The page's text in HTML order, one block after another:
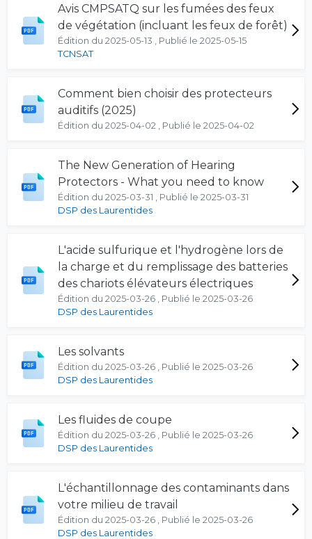
Avis CMPSATQ sur les fumées des feux
de végétation (incluant les feux de forêt)
Édition du 2025-05-13 , Publié le 2025-05-15
TCNSAT
Comment bien choisir des protecteurs
auditifs (2025)
Édition du 2025-04-02 , Publié le 2025-04-02
The New Generation of Hearing
Protectors - What you need to know
Édition du 2025-03-31 , Publié le 2025-03-31
DSP des Laurentides
L'acide sulfurique et l'hydrogène lors de
la charge et du remplissage des batteries
des chariots élévateurs électriques
Édition du 2025-03-26 , Publié le 2025-03-26
DSP des Laurentides
Les solvants
Édition du 2025-03-26 , Publié le 2025-03-26
DSP des Laurentides
Les fluides de coupe
Édition du 2025-03-26 , Publié le 2025-03-26
DSP des Laurentides
L'échantillonnage des contaminants dans
votre milieu de travail
Édition du 2025-03-26 , Publié le 2025-03-26
DSP des Laurentides